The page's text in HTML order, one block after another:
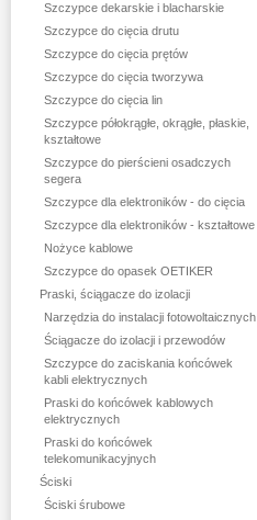
Szczypce dekarskie i blacharskie
Szczypce do cięcia drutu
Szczypce do cięcia prętów
Szczypce do cięcia tworzywa
Szczypce do cięcia lin
Szczypce półokrągłe, okrągłe, płaskie,
kształtowe
Szczypce do pierścieni osadczych
segera
Szczypce dla elektroników - do cięcia
Szczypce dla elektroników - kształtowe
Nożyce kablowe
Szczypce do opasek OETIKER
Praski, ściągacze do izolacji
Narzędzia do instalacji fotowoltaicznych
Ściągacze do izolacji i przewodów
Szczypce do zaciskania końcówek
kabli elektrycznych
Praski do końcówek kablowych
elektrycznych
Praski do końcówek
telekomunikacyjnych
Ściski
Ściski śrubowe